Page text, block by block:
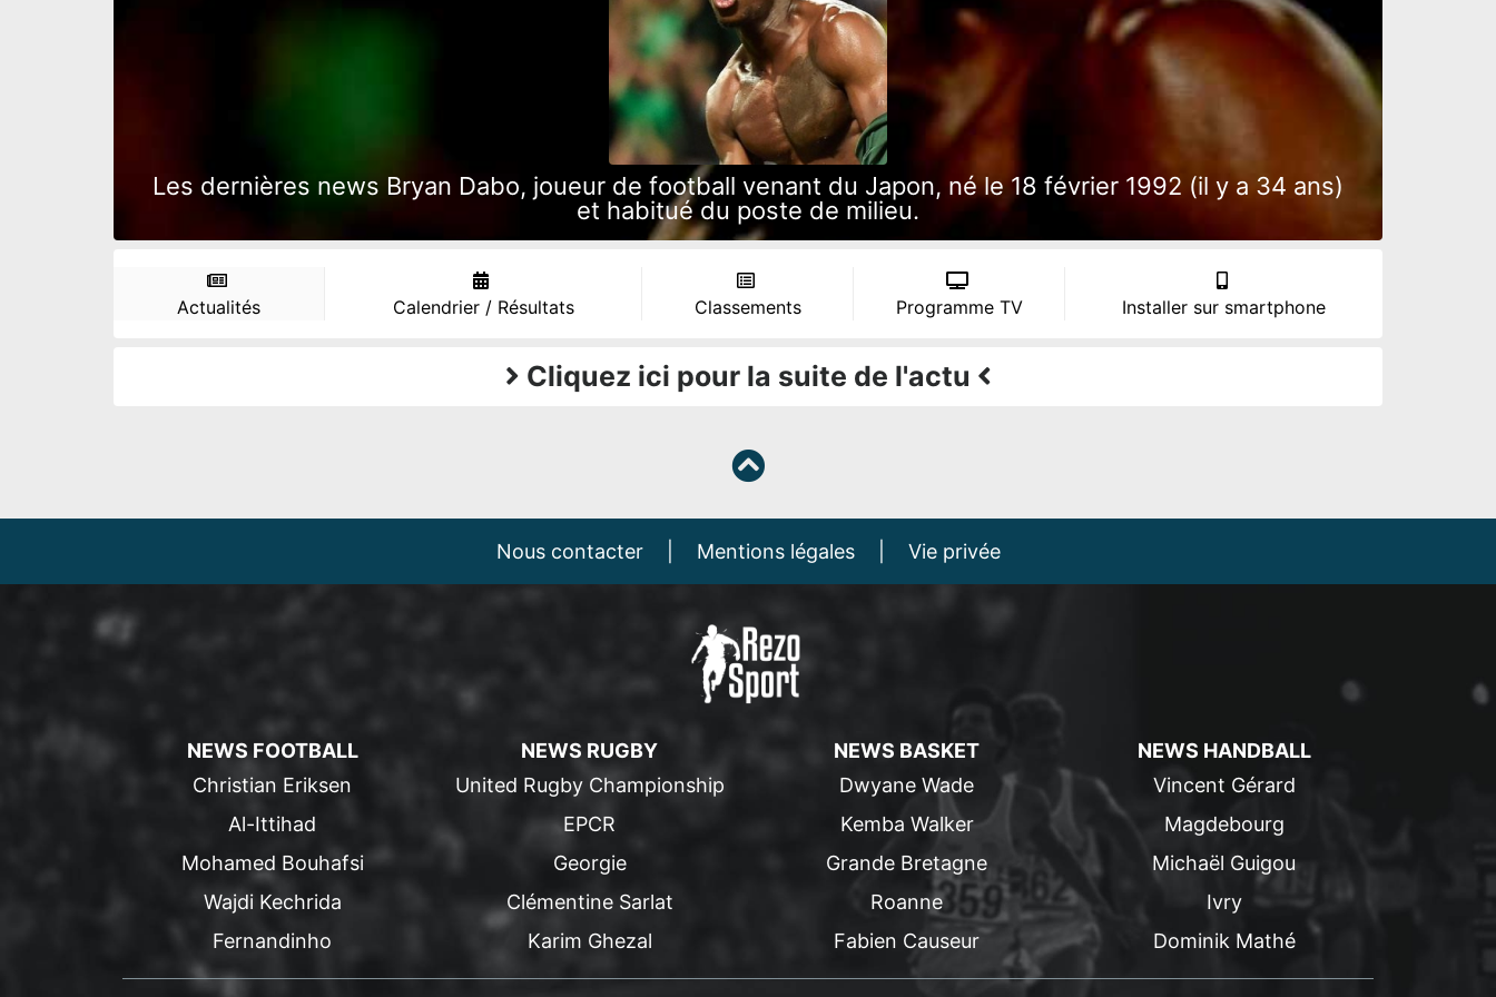
Les dernières news Bryan Dabo, joueur de football venant du Japon, né le 18 février 1992 (il y a 34 ans)
et habitué du poste de milieu.
Actualités Calendrier / Résultats Classements Programme TV Installer sur smartphone
Cliquez ici pour la suite de l'actu
Nous contacter Mentions légales Vie privée
NEWS FOOTBALL
Christian Eriksen
Al-Ittihad
Mohamed Bouhafsi
Wajdi Kechrida
Fernandinho
NEWS RUGBY
United Rugby Championship
EPCR
Georgie
Clémentine Sarlat
Karim Ghezal
NEWS BASKET
Dwyane Wade
Kemba Walker
Grande Bretagne
Roanne
Fabien Causeur
NEWS HANDBALL
Vincent Gérard
Magdebourg
Michaël Guigou
Ivry
Dominik Mathé